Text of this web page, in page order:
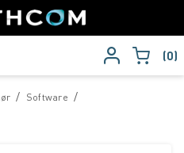
0
/ /
Software